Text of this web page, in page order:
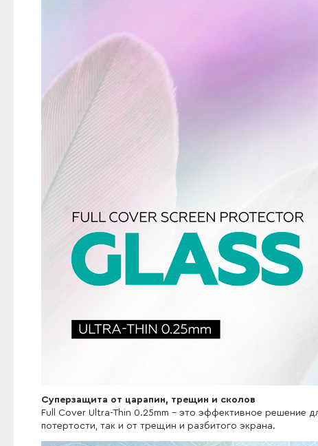
Cуперзащита от царапин, трещин и сколов
Full Cover Ultra-Thin 0.25mm - это эффективное решение
потертости, так и от трещин и разбитого экрана.